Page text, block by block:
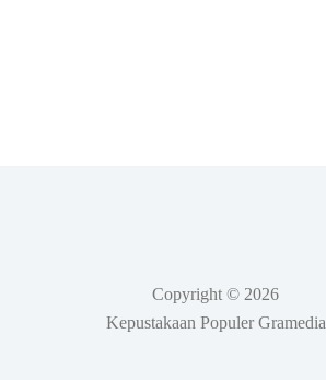
Copyright © 2026
Kepustakaan Populer Gramedia